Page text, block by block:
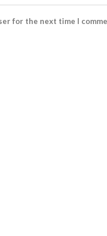
for the next time I